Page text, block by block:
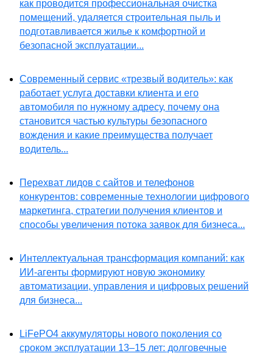
как проводится профессиональная очистка
помещений, удаляется строительная пыль и
подготавливается жилье к комфортной и
безопасной эксплуатации...
Современный сервис «трезвый водитель»: как
работает услуга доставки клиента и его
автомобиля по нужному адресу, почему она
становится частью культуры безопасного
вождения и какие преимущества получает
водитель...
Перехват лидов с сайтов и телефонов
конкурентов: современные технологии цифрового
маркетинга, стратегии получения клиентов и
способы увеличения потока заявок для бизнеса...
Интеллектуальная трансформация компаний: как
ИИ-агенты формируют новую экономику
автоматизации, управления и цифровых решений
для бизнеса...
LiFePO4 аккумуляторы нового поколения со
сроком эксплуатации 13–15 лет: долговечные